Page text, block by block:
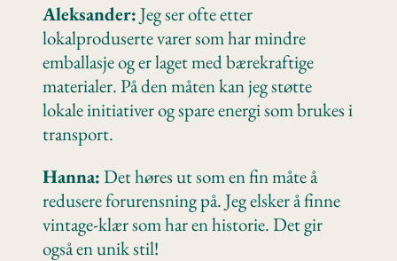
Aleksander:Jeg ser ofte etter
lokalproduserte varer som har mindre
emballasje og er laget med bærekraftige
materialer. På den måten kan jeg støtte
lokale initiativer og spare energi som brukes i
transport.
Hanna:Det høres ut som en fin måte å
redusere forurensning på. Jeg elsker å finne
vintage-klær som har en historie. Det gir
også en unik stil!